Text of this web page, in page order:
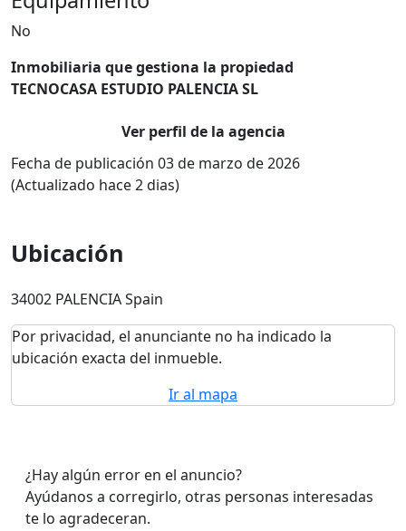
No
Inmobiliaria que gestiona la propiedad
TECNOCASA ESTUDIO PALENCIA SL
Ver perfil de la agencia
Fecha de publicación 03 de marzo de 2026
(Actualizado hace 2 dias)
Ubicación
34002 PALENCIA Spain
Por privacidad, el anunciante no ha indicado la
ubicación exacta del inmueble.
Ir al mapa
¿Hay algún error en el anuncio?
Ayúdanos a corregirlo, otras personas interesadas
te lo agradeceran.